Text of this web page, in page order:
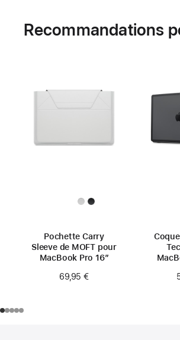
Recommandations
Pochette Carry
Sleeve de MOFT pour
MacBook Pro 16″
69,95 €